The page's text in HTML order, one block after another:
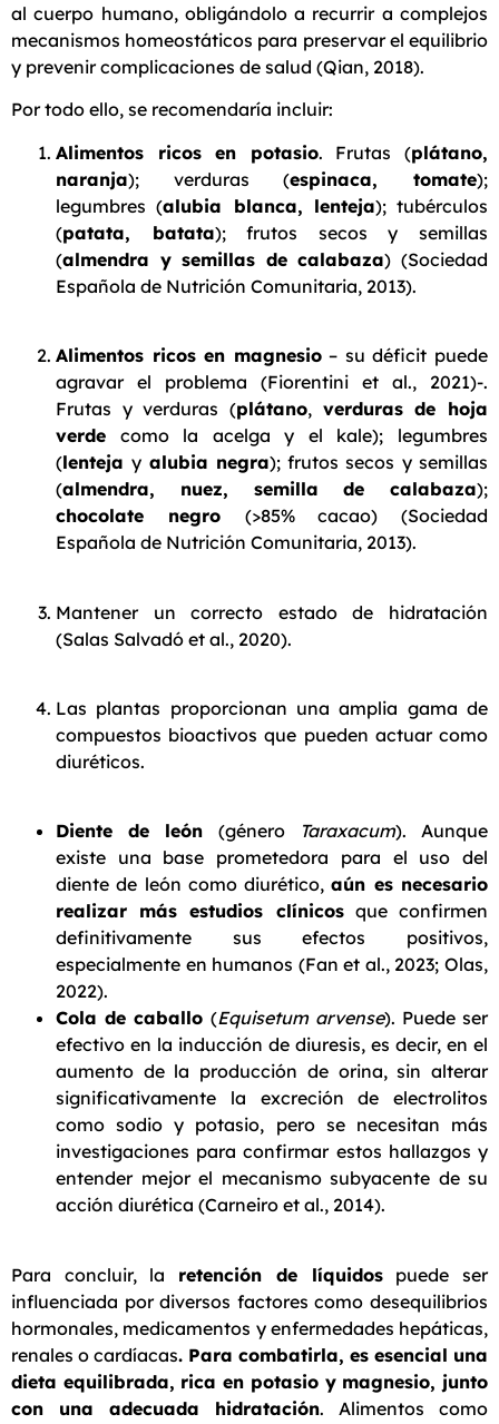
al cuerpo humano, obligándolo a recurrir a complejos
mecanismos homeostáticos para preservar el equilibrio
y prevenir complicaciones de salud (Qian, 2018).
Por todo ello, se recomendaría incluir:
Alimentos ricos en potasio. Frutas (plátano,
naranja); verduras (espinaca, tomate);
legumbres (alubia blanca, lenteja); tubérculos
(patata, batata); frutos secos y semillas
(almendra y semillas de calabaza) (Sociedad
Española de Nutrición Comunitaria, 2013).
Alimentos ricos en magnesio– su déficit puede
agravar el problema (Fiorentini et al., 2021)-.
Frutas y verduras (plátano, verduras de hoja
verde como la acelga y el kale); legumbres
(lentejay alubia negra); frutos secos y semillas
(almendra, nuez, semilla de calabaza);
chocolate negro (>85% cacao) (Sociedad
Española de Nutrición Comunitaria, 2013).
Mantener un correcto estado de hidratación
(Salas Salvadó et al., 2020).
Las plantas proporcionan una amplia gama de
compuestos bioactivos que pueden actuar como
diuréticos.
Diente de león (género Taraxacum). Aunque
existe una base prometedora para el uso del
diente de león como diurético,aún es necesario
realizar más estudios clínicosque confirmen
definitivamente sus efectos positivos,
especialmente en humanos (Fan et al., 2023; Olas,
2022).
Cola de caballo (Equisetum arvense). Puede ser
efectivo en la inducción de diuresis, es decir, en el
aumento de la producción de orina, sin alterar
significativamente la excreción de electrolitos
como sodio y potasio, pero se necesitan más
investigaciones para confirmar estos hallazgos y
entender mejor el mecanismo subyacente de su
acción diurética (Carneiro et al., 2014).
Para concluir, la retención de líquidospuede ser
influenciada por diversos factores como desequilibrios
hormonales, medicamentos y enfermedades hepáticas,
renales o cardíacas. Para combatirla, es esencial una
dieta equilibrada, rica en potasio y magnesio, junto
con una adecuada hidratación. Alimentos como